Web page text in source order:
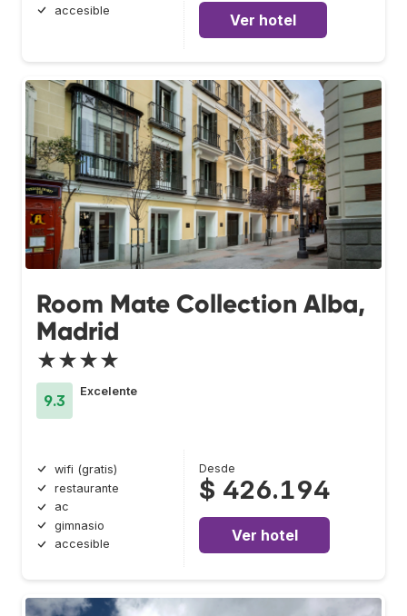
accesible
Ver hotel
Room Mate Collection Alba,
Madrid
★★★★
9.3
Excelente
wifi (gratis)
restaurante
ac
gimnasio
accesible
Desde
$ 426.194
Ver hotel